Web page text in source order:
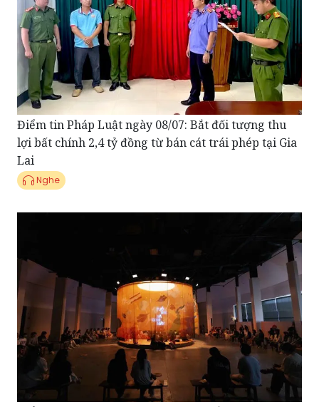
Điểm tin Pháp Luật ngày 08/07: Bắt đối tượng thu
lợi bất chính 2,4 tỷ đồng từ bán cát trái phép tại Gia
Lai
Nghe
Điểm tin showbiz 07/07: MONO ra mắt album mới
với trải nghiệm nghe nhạc không điện thoại